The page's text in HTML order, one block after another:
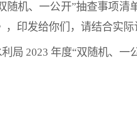
随机、一公开”抽查事项清
，印发给你们，请结合实际
局 2023 年度“双随机、一